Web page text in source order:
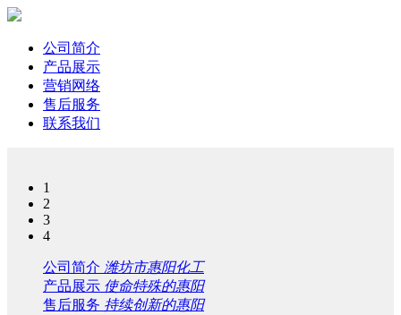
公司简介
产品展示
营销网络
售后服务
联系我们
1
2
3
4
公司简介 潍坊市惠阳化工
产品展示 使命特殊的惠阳
售后服务 持续创新的惠阳